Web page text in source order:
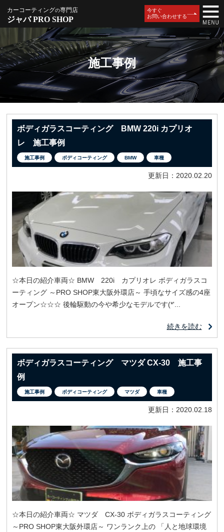
カーコーティングの専門店
ジャバ PRO SHOP
今すぐ
お問い合わせする
施工事例
ボディガラスコーティング BMW 220i カプリオ
レ 施工事例
施工事例 ボディコーティング BMW 車種
更新日：2020.02.20
☆本日の紹介車両☆ BMW 220i カプリオレ ボディガラスコ
ーティング ～PRO SHOP東大阪外環店～ 手頃なサイズ感の4座
オープン☆☆☆ 後輪駆動の今や希少なモデルです(*'...
続きを読む
ボディガラスコーティング マツダ CX-30 施工事
例
施工事例 ボディコーティング マツダ 車種
更新日：2020.02.18
☆本日の紹介車両☆ マツダ CX-30 ボディガラスコーティング
～PRO SHOP東大阪外環店～ ワンランク上の 「人と地球環境